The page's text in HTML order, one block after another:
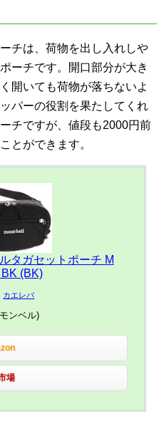
チは、荷物を出し入れしや
ーチです。開口部分が大き
開いても荷物が落ちないよ
パーの役割を果たしてくれ
チですが、値段も2000円前
とができます。
タガセットポーチ M
(BK)
カエレバ
ンベル)
場